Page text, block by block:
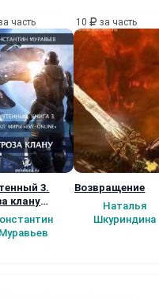
часть
3.
клану
Муравьев
10 за часть
Возвращение
Наталья
Шкуриндина